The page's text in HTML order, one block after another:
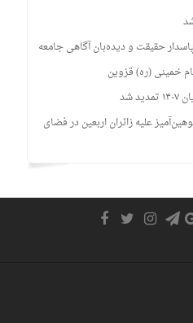
حقیقت و دیده‌بان آگاهی جامعه
خمینی (ره) قزوین
شد
علیه زائران اربعین در فضای